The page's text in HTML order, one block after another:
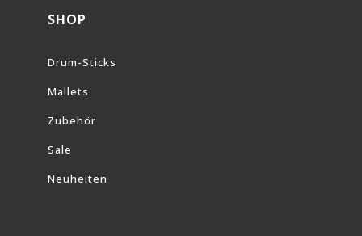
SHOP
Drum-Sticks
Mallets
Zubehör
Sale
Neuheiten